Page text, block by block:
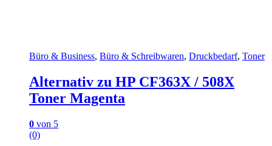
Büro & Business, Büro & Schreibwaren, Druckbedarf, Toner
Alternativ zu HP CF363X / 508X
Toner Magenta
0 von 5
(0)